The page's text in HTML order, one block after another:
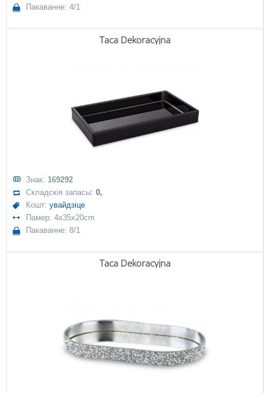
Пакаванне: 4/1
Taca Dekoracyjna
Знак: 169292
Складскія запасы:0,
Кошт:увайдзіце
Памер: 4x35x20cm
Пакаванне: 8/1
Taca Dekoracyjna